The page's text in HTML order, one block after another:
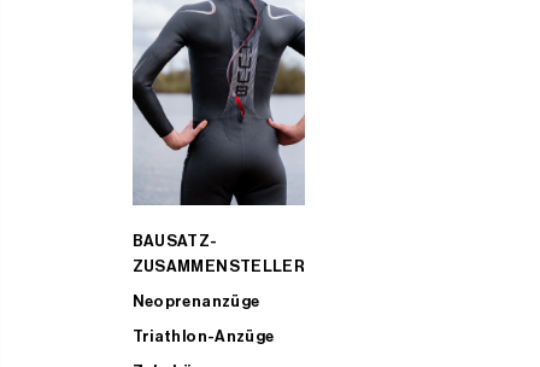
BAUSATZ-
ZUSAMMENSTELLER
Neoprenanzüge
Triathlon-Anzüge